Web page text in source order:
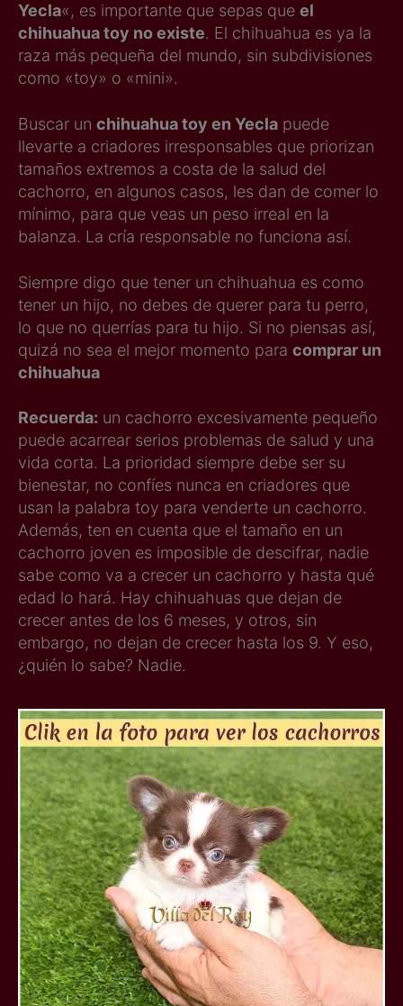
Yecla«, es importante que sepas que el
chihuahua toy no existe. El chihuahua es ya la
raza más pequeña del mundo, sin subdivisiones
como «toy» o «mini».
Buscar un chihuahua toy en Yecla puede
llevarte a criadores irresponsables que priorizan
tamaños extremos a costa de la salud del
cachorro, en algunos casos, les dan de comer lo
mínimo, para que veas un peso irreal en la
balanza. La cría responsable no funciona así.
Siempre digo que tener un chihuahua es como
tener un hijo, no debes de querer para tu perro,
lo que no querrías para tu hijo. Si no piensas así,
quizá no sea el mejor momento para comprar un
chihuahua
Recuerda: un cachorro excesivamente pequeño
puede acarrear serios problemas de salud y una
vida corta. La prioridad siempre debe ser su
bienestar, no confíes nunca en criadores que
usan la palabra toy para venderte un cachorro.
Además, ten en cuenta que el tamaño en un
cachorro joven es imposible de descifrar, nadie
sabe como va a crecer un cachorro y hasta qué
edad lo hará. Hay chihuahuas que dejan de
crecer antes de los 6 meses, y otros, sin
embargo, no dejan de crecer hasta los 9. Y eso,
¿quién lo sabe? Nadie.